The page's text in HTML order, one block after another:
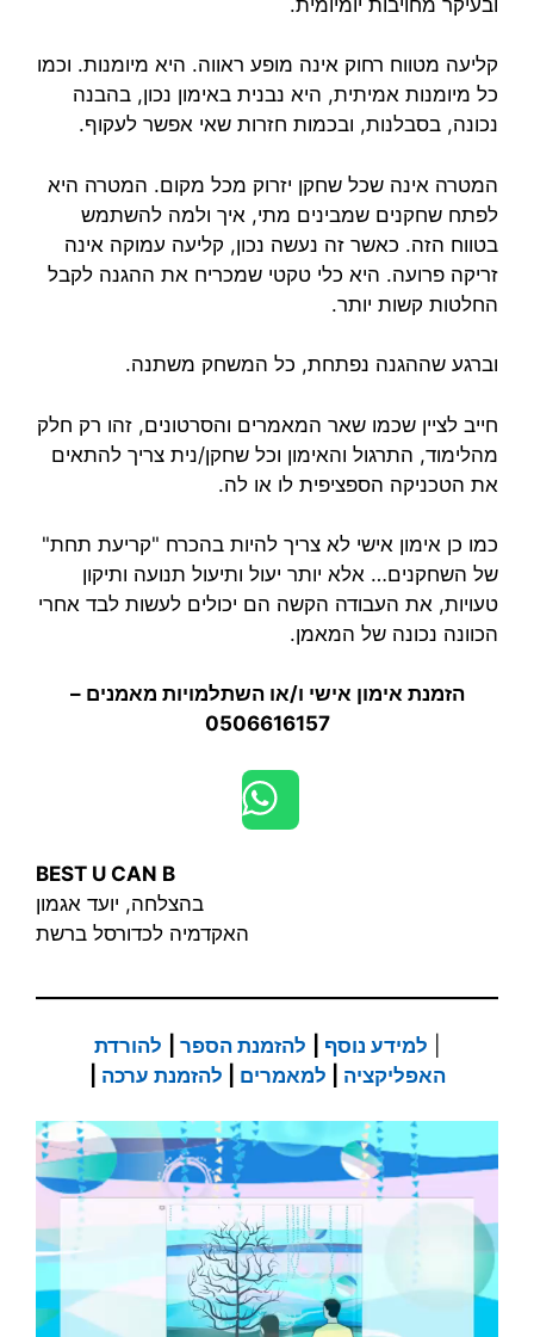
קליעה מטווח רחוק אינה מופע ראווה. היא מיומנות. וכמו
כל מיומנות אמיתית, היא נבנית באימון נכון, בהבנה
נכונה, בסבלנות, ובכמות חזרות שאי אפשר לעקוף.
המטרה אינה שכל שחקן יזרוק מכל מקום. המטרה היא
לפתח שחקנים שמבינים מתי, איך ולמה להשתמש
בטווח הזה. כאשר זה נעשה נכון, קליעה עמוקה אינה
זריקה פרועה. היא כלי טקטי שמכריח את ההגנה לקבל
החלטות קשות יותר.
וברגע שההגנה נפתחת, כל המשחק משתנה.
חייב לציין שכמו שאר המאמרים והסרטונים, זהו רק חלק
מהלימוד, התרגול והאימון וכל שחקן/נית צריך להתאים
את הטכניקה הספציפית לו או לה.
כמו כן אימון אישי לא צריך להיות בהכרח "קריעת תחת"
של השחקנים… אלא יותר יעול ותיעול תנועה ותיקון
טעויות, את העבודה הקשה הם יכולים לעשות לבד אחרי
הכוונה נכונה של המאמן.
הזמנת אימון אישי ו/או השתלמויות מאמנים –
0506616157
BEST U CAN B
בהצלחה, יועד אגמון
האקדמיה לכדורסל ברשת
למידע נוסף להזמנת הספר
להורדת
האפליקציה
למאמרים להזמנת ערכה